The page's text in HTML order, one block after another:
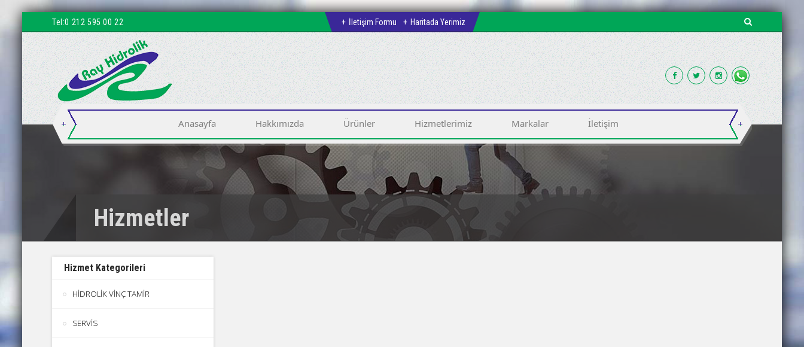
Tel:0 212 595 00 22 İletişim Formu Haritada Yerimiz
Anasayfa Hakkımızda Ürünler Hizmetlerimiz Markalar İletişim
Hizmetler
Hizmet Kategorileri
HİDROLİK VİNÇ TAMİR
SERVİS